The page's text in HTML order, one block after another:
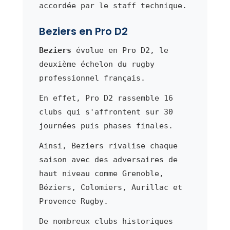
accordée par le staff technique.
Beziers en Pro D2
Beziers évolue en Pro D2, le
deuxième échelon du rugby
professionnel français.
En effet, Pro D2 rassemble 16
clubs qui s'affrontent sur 30
journées puis phases finales.
Ainsi, Beziers rivalise chaque
saison avec des adversaires de
haut niveau comme Grenoble,
Béziers, Colomiers, Aurillac et
Provence Rugby.
De nombreux clubs historiques